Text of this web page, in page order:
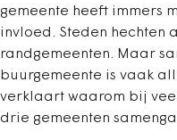
gemeente heeft immers
invloed. Steden hechten
randgemeenten. Maar
buurgemeente is vaak
verklaart waarom bij
drie gemeenten